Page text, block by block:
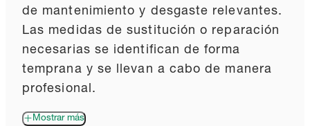
de mantenimiento y desgaste relevantes.
Las medidas de sustitución o reparación
necesarias se identifican de forma
temprana y se llevan a cabo de manera
profesional.
Mostrar más